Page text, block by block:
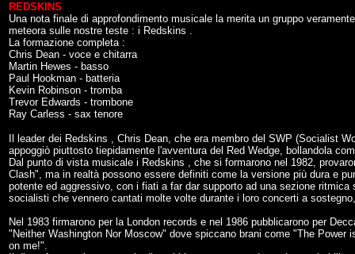
REDSKINS
Una nota finale di approfondimento musicale la merita un gruppo
meteora sulle nostre teste : i Redskins .
La formazione completa :
Chris Dean - voce e chitarra
Martin Hewes - basso
Paul Hookman - batteria
Kevin Robinson - tromba
Trevor Edwards - trombone
Ray Carless - sax tenore
Il leader dei Redskins , Chris Dean, che era membro del SWP (Socialist
appoggiò piuttosto tiepidamente l'avventura del Red Wedge, bollandola
Dal punto di vista musicale i Redskins , che si formarono nel 1982,
Clash", ma in realtà possono essere definiti come la versione più dura e
potente ed aggressivo, con i fiati a far dar supporto ad una sezione
socialisti che vennero cantati molte volte durante i loro concerti a
Nel 1983 firmarono per la London records e nel 1986 pubblicarono per
"Neither Washington Nor Moscow" dove spiccano brani come "The
on me!".